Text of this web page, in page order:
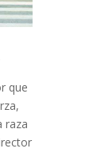
que
raza